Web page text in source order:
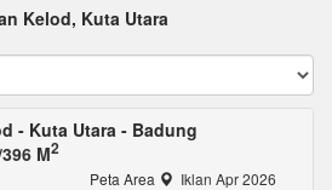
Kelod, Kuta Utara
- Kuta Utara - Badung
M2
Peta Area Iklan Apr 2026